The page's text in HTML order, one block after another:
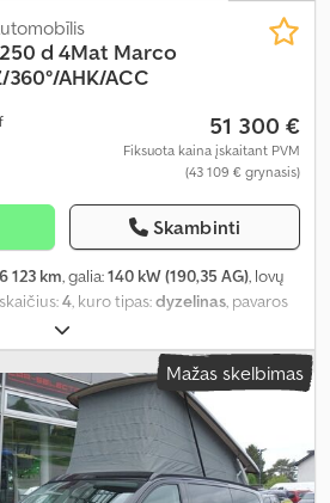
d 4Mat Marco
AHK/ACC
51 300 €
Fiksuota kaina įskaitant PVM
(43 109 € grynasis)
Skambinti
123 km, galia:140 kW (190,35 AG), lovų
4, kuro tipas:dyzelinas, pavaros
, pirmoji registracija:
kitas, vairuotojo kabina:kitas, kuras:
šildytuvas, centrinis
programa (ESP), imobilaizerio
navigacijos sistema, oro
priekabos jungtis, stumdomos
varančiųjų ratų pavara,
Mažas skelbimas